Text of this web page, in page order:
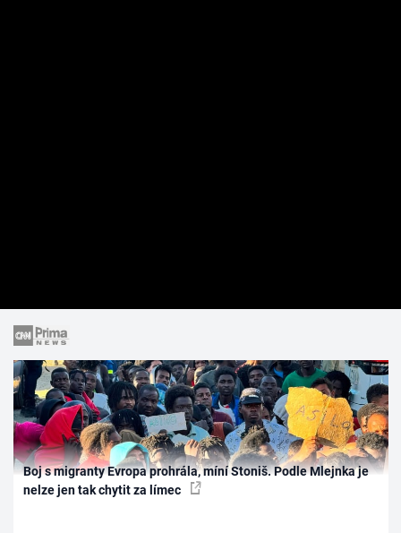
Boj s migranty Evropa prohrála, míní Stoniš. Podle Mlejnka je
nelze jen tak chytit za límec